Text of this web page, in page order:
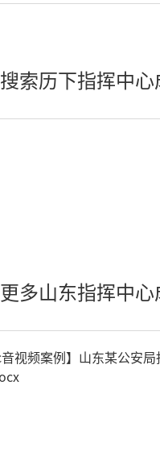
搜索历下指挥中
更多山东指挥中